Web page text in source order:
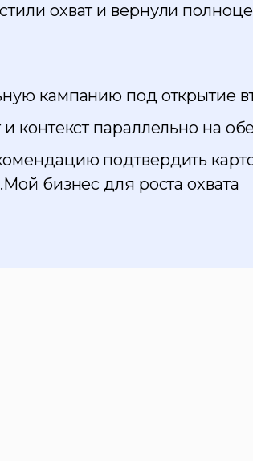
охват и вернули
кампанию под открытие
и контекст параллельно на
подтвердить
бизнес для роста охвата